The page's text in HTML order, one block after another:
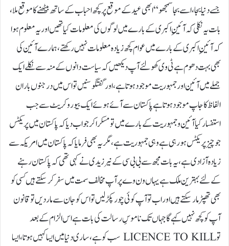
جسے دنیا بجا ، اسے بجا سمجھو‘‘ ابھی عید کے موقع پر کچھ احباب کے ساتھ بیٹھنے کا موقع ملا،
بات یہ نکلی کہ آئینِ اکبری کے بارے میں لوگوں کی معلومات کیا تھیں اور یہ معلوم ہوا
کہ آئینِ اکبری کے بارے میں عوام کچھ زیادہ معلومات نہیں رکھتے، ہمارے آئین کی
بھی بہت دھوم ہے ٹی وی کھولئے آپ دیکھیں کہ سیاست دانوں کے منہ سے نکلے ایک
جملے میں آئین اور جمہوریت موجود ہوتا ہے، اور گفتگو سنیں تو اس میں درجنوں بار ان
الفاظ کا جاپ موجود ہوتا ہے پاکستان سے آئے ہوئے ایک بیوروکریٹ سے جب
استفسار کیا آئین و جمہوریت کے بارے میں تو مسکرا کر جواب دیا کہ پاکستان میں پریکٹس
جو چیز پریکٹس ہو رہی ہے وہی جمہوریت ہے، مگر یہ بھی فرمایا کہ پاکستان میں امریکہ سے
زیادہ آزادی ہے، یہ بات مجھ سے بی بی سی کے نیر زیدی نے کہی تھی کہ پاکستان رہنے
کے لئے بہترین ملک ہے یہاں ون وے پر آپ مخالف سمت میں سفر کر سکتے ہیں کسی کو
بھی تھپڑ مار سکتے ہیں اور اب تو آپ کوئی چور پکڑ لیں تو اس کو جان سے مار دیں تو قانون
آپ کو کچھ نہیں کہے گا جہاں تک ناموسِ رسالت کی بات ہے اس الزام کے بعد
تو LICENCE TO KILL سب کو ہے ،ساری دنیا میں ایسا کہیں ہوتا، ایسا